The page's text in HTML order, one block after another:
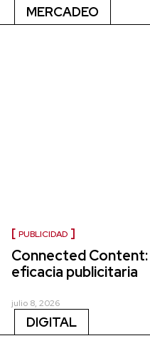
MERCADEO
PUBLICIDAD
Connected
eficacia publicitaria
julio 8, 2026
DIGITAL